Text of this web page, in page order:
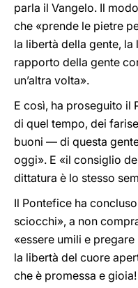
parla il Vangelo. Il
che «prende le pietre
la libertà della gente,
rapporto della gente
un’altra volta».
E così, ha proseguito il
di quel tempo, dei
buoni — di questa
oggi». E «il consiglio
dittatura è lo stesso
Il Pontefice ha
sciocchi», a non
«essere umili e
la libertà del cuore
che è promessa e